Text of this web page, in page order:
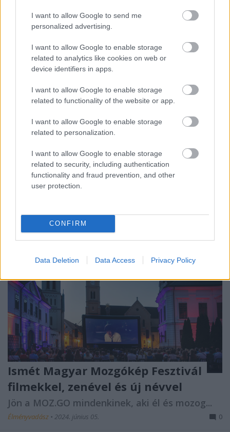
I want to allow Google to send me
personalized advertising.
I want to allow Google to enable storage
related to analytics like cookies on web or
device identifiers in apps.
I want to allow Google to enable storage
related to functionality of the website or app.
I want to allow Google to enable storage
related to personalization.
I want to allow Google to enable storage
related to security, including authentication
functionality and fraud prevention, and other
user protection.
CONFIRM
Data Deletion Data Access Privacy Policy
Hagyományok és ízek találkozása
A legjobb téli gasztrofesztiválok
Magyarországon
Élményvadász• 2024. október 10.
Egy ínycsiklandó utazásra hívlak, amely a legjobb
programokat válogattam, amelyek nemcsak ...
Ismét Magyar Mozgókép Fesztivál
filmekkel, zenével és új névvel
Jön a MOZ.GO mindenkinek, aki él és mozog...
Élményvadász • 2024. június 05. 0